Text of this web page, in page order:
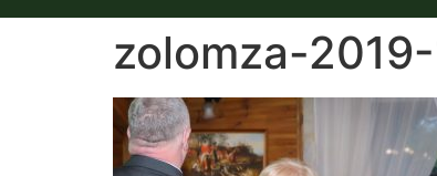
zolomza-